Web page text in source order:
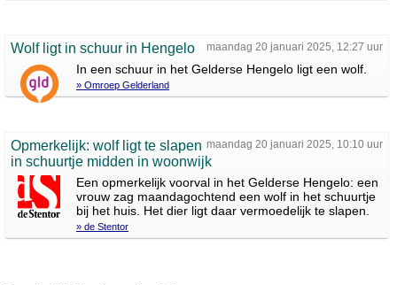
maandag 20 januari 2025, 12:27 uur
Wolf ligt in schuur in Hengelo
In een schuur in het Gelderse Hengelo ligt een wolf.
» Omroep Gelderland
maandag 20 januari 2025, 10:10 uur
Opmerkelijk: wolf ligt te slapen
in schuurtje midden in woonwijk
Een opmerkelijk voorval in het Gelderse Hengelo: een
vrouw zag maandagochtend een wolf in het schuurtje
bij het huis. Het dier ligt daar vermoedelijk te slapen.
» de Stentor